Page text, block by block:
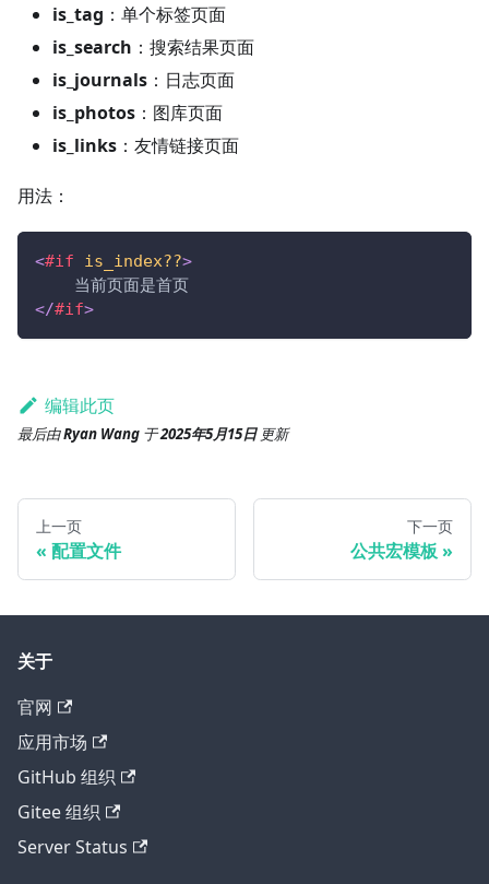
is_tag ：单个标签页面
is_search ：搜索结果页面
is_journals ：日志页面
is_photos ：图库页面
is_links ：友情链接页面
用法：
<#if is_index??>
    当前页面是首页
</#if>
编辑此页
最后由Ryan Wang 于2025年5月15日 更新
上一页
配置文件
下一页
公共宏模板
关于
官网
应用市场
GitHub 组织
Gitee 组织
Server Status